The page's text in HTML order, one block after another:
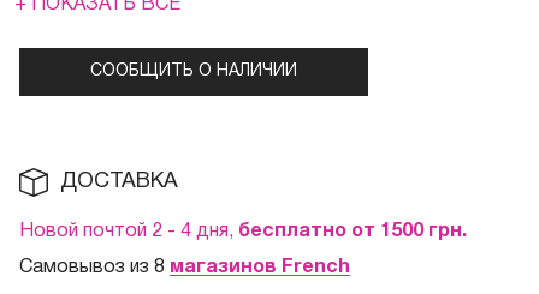
+ ПОКАЗАТЬ ВСЕ
СООБЩИТЬ О НАЛИЧИИ
ДОСТАВКА
Новой почтой 2 - 4 дня, бесплатно от 1500 грн.
Самовывоз из 8 магазинов French